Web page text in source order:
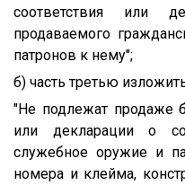
соответствия или
продаваемого
патронов к нему";
б) часть третью
"Не подлежат продаже
или декларации о
служебное оружие и
номера и клейма,